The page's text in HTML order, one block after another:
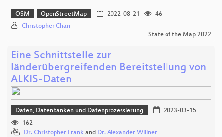
OSM OpenStreetMap 2022-08-21
46
Christopher Chan
State of the Map 2022
Eine Schnittstelle zur
länderübergreifenden Bereitstellung von
ALKIS-Daten
Daten, Datenbanken und Datenprozessierung
2023-03-15
162
Dr. Christopher Frank and Dr. Alexander Willner